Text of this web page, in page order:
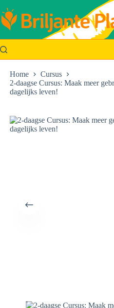
naar
de
inhoud
Home
Cursus
2-daagse Cursus: Maak meer
dagelijks leven!